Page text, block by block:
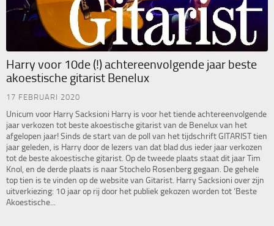
Harry voor 10de (!) achtereenvolgende jaar beste
akoestische gitarist Benelux
17 FEBRUARI 2020
Unicum voor Harry Sacksioni Harry is voor het tiende achtereenvolgende
jaar verkozen tot beste akoestische gitarist van de Benelux van het
afgelopen jaar! Sinds de start van de poll van het tijdschrift GITARIST tien
jaar geleden, is Harry door de lezers van dat blad dus ieder jaar verkozen
tot de beste akoestische gitarist. Op de tweede plaats staat dit jaar Tim
Knol, en de derde plaats is naar Stochelo Rosenberg gegaan. De gehele
top tien is te vinden op de website van Gitarist. Harry Sacksioni over zijn
uitverkiezing: 10 jaar op rij door het publiek gekozen worden tot ‘Beste
Akoestische...